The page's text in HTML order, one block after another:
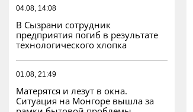
04.08, 14:08
В Сызрани сотрудник
предприятия погиб в результате
технологического хлопка
01.08, 21:49
Матерятся и лезут в окна.
Ситуация на Монгоре вышла за